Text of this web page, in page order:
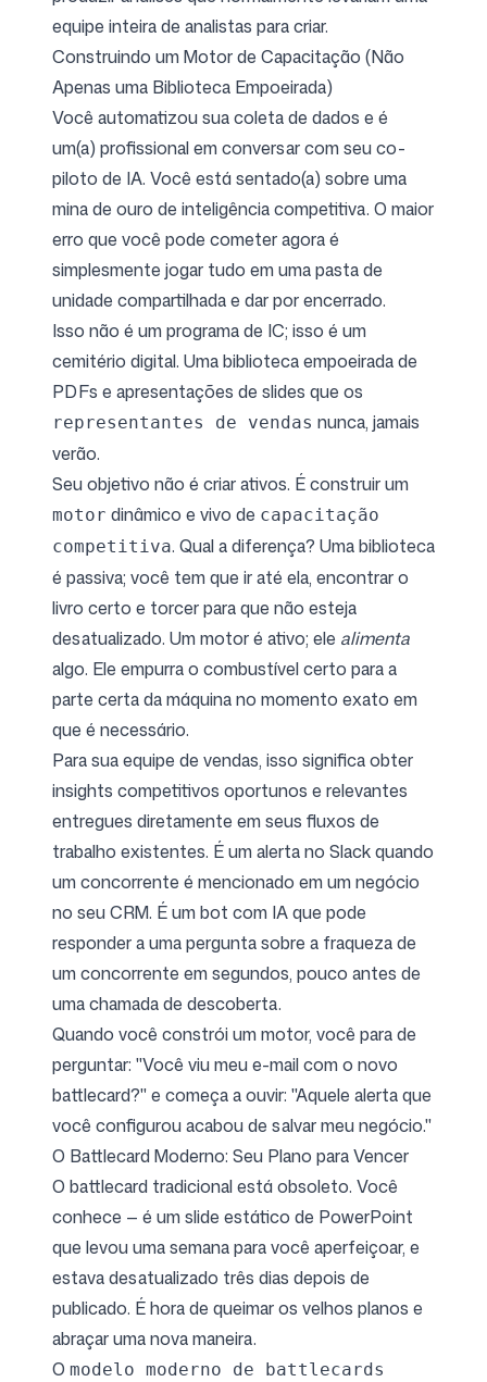
equipe inteira de analistas para criar.
Construindo um Motor de Capacitação (Não
Apenas uma Biblioteca Empoeirada)
Você automatizou sua coleta de dados e é
um(a) profissional em conversar com seu co-
piloto de IA. Você está sentado(a) sobre uma
mina de ouro de inteligência competitiva. O maior
erro que você pode cometer agora é
simplesmente jogar tudo em uma pasta de
unidade compartilhada e dar por encerrado.
Isso não é um programa de IC; isso é um
cemitério digital. Uma biblioteca empoeirada de
PDFs e apresentações de slides que os
representantes de vendas nunca, jamais
verão.
Seu objetivo não é criar ativos. É construir um
motor dinâmico e vivo de capacitação
competitiva. Qual a diferença? Uma biblioteca
é passiva; você tem que ir até ela, encontrar o
livro certo e torcer para que não esteja
desatualizado. Um motor é ativo; ele alimenta
algo. Ele empurra o combustível certo para a
parte certa da máquina no momento exato em
que é necessário.
Para sua equipe de vendas, isso significa obter
insights competitivos oportunos e relevantes
entregues diretamente em seus fluxos de
trabalho existentes. É um alerta no Slack quando
um concorrente é mencionado em um negócio
no seu CRM. É um bot com IA que pode
responder a uma pergunta sobre a fraqueza de
um concorrente em segundos, pouco antes de
uma chamada de descoberta.
Quando você constrói um motor, você para de
perguntar: "Você viu meu e-mail com o novo
battlecard?" e começa a ouvir: "Aquele alerta que
você configurou acabou de salvar meu negócio."
O Battlecard Moderno: Seu Plano para Vencer
O battlecard tradicional está obsoleto. Você
conhece — é um slide estático de PowerPoint
que levou uma semana para você aperfeiçoar, e
estava desatualizado três dias depois de
publicado. É hora de queimar os velhos planos e
abraçar uma nova maneira.
O modelo moderno de battlecards